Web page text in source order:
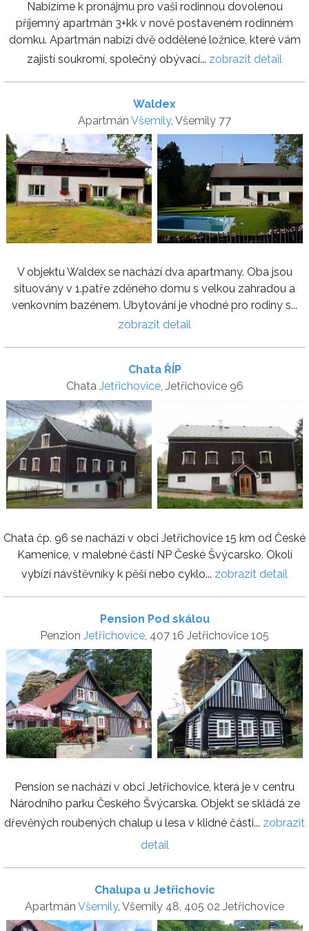
Nabízíme k pronájmu pro vaši rodinnou dovolenou
příjemný apartmán 3+kk v nově postaveném rodinném
domku. Apartmán nabízí dvě oddělené ložnice, které vám
zajistí soukromí, společný obývací... zobrazit detail
Waldex
Apartmán Všemily, Všemily 77
V objektu Waldex se nachází dva apartmany. Oba jsou
situovány v 1.patře zděného domu s velkou zahradou a
venkovním bazénem. Ubytování je vhodné pro rodiny s...
zobrazit detail
Chata ŘÍP
Chata Jetřichovice, Jetřichovice 96
Chata čp. 96 se nachází v obci Jetřichovice 15 km od České
Kamenice, v malebné části NP České Švýcarsko. Okolí
vybízí návštěvníky k pěší nebo cyklo... zobrazit detail
Pension Pod skálou
Penzion Jetřichovice , 407 16 Jetřichovice 105
Pension se nachází v obci Jetřichovice, která je v centru
Národního parku Českého Švýcarska. Objekt se skládá ze
dřevěných roubených chalup u lesa v klidné části... zobrazit
detail
Chalupa u Jetřichovic
Apartmán Všemily, Všemily 48, 405 02 Jetřichovice